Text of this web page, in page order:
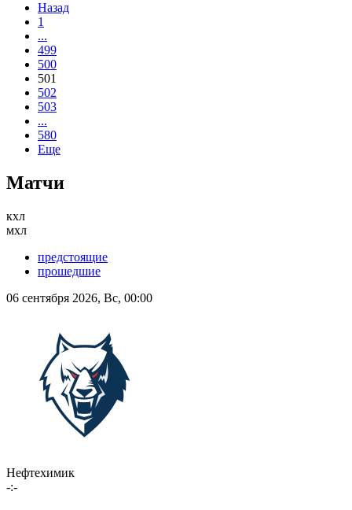
Назад
1
...
499
500
501
502
503
...
580
Еще
Матчи
кхл
мхл
предстоящие
прошедшие
06 сентября 2026, Вс, 00:00
Нефтехимик
-:-